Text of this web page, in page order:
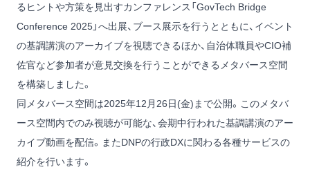
るヒントや方策を見出すカンファレンス「GovTech Bridge
Conference 2025」へ出展、ブース展示を行うとともに、イベント
の基調講演のアーカイブを視聴できるほか、自治体職員やCIO補
佐官など参加者が意見交換を行うことができるメタバース空間
を構築しました。
同メタバース空間は2025年12月26日(金)まで公開。このメタバ
ース空間内でのみ視聴が可能な、会期中行われた基調講演のアー
カイブ動画を配信。またDNPの行政DXに関わる各種サービスの
紹介を行います。